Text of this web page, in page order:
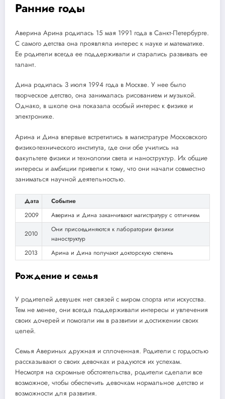
Ранние годы
Аверина Арина родилась 15 мая 1991 года в Санкт-Петербурге.
С самого детства она проявляла интерес к науке и математике.
Ее родители всегда ее поддерживали и старались развивать ее
талант.
Дина родилась 3 июля 1994 года в Москве. У нее было
творческое детство, она занималась рисованием и музыкой.
Однако, в школе она показала особый интерес к физике и
электронике.
Арина и Дина впервые встретились в магистратуре Московского
физико-технического института, где они обе учились на
факультете физики и технологии света и наноструктур. Их общие
интересы и амбиции привели к тому, что они начали совместно
заниматься научной деятельностью.
Дата
Событие
2009
Аверина и Дина заканчивают магистратуру с отличием
2010
Они присоединяются к лаборатории физики
наноструктур
2013
Арина и Дина получают докторскую степень
Рождение и семья
У родителей девушек нет связей с миром спорта или искусства.
Тем не менее, они всегда поддерживали интересы и увлечения
своих дочерей и помогали им в развитии и достижении своих
целей.
Семья Авериных дружная и сплоченная. Родители с гордостью
рассказывают о своих девочках и радуются их успехам.
Несмотря на скромные обстоятельства, родители сделали все
возможное, чтобы обеспечить девочкам нормальное детство и
возможности для развития.